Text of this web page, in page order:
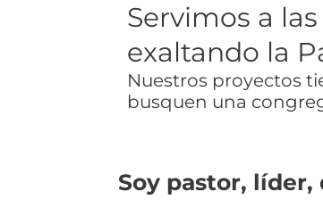
Servimos a
exaltando la
Nuestros proyectos
busquen una
Soy pastor, líder,